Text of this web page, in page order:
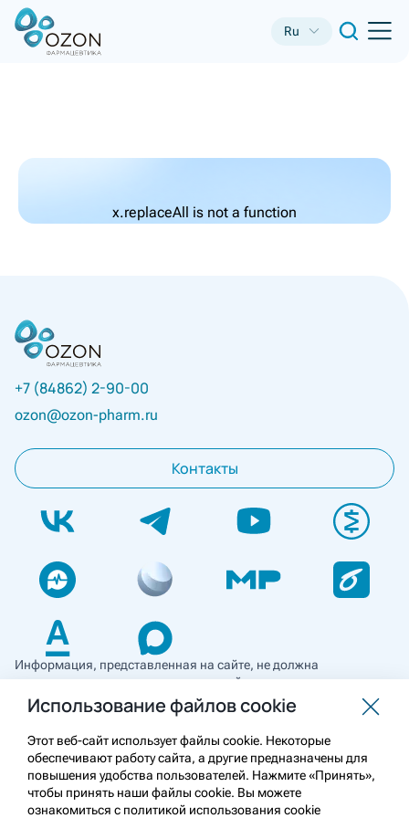
Ru
x.replaceAll is not a function
+7 (84862) 2-90-00
ozon@ozon-pharm.ru
Контакты
Информация, представленная на сайте, не должна
использоваться для самостоятельной диагностики и лечения
и не может служить заменой очной консультации врача. Перед
применением необходимо ознакомиться
с противопоказаниями препарата. Информация
о лекарственных средствах рецептурного отпуска
предназначена для медицинских и фармацевтических
работников.
Использование файлов cookie
Этот веб-сайт использует файлы cookie. Некоторые
обеспечивают работу сайта, а другие предназначены для
повышения удобства пользователей. Нажмите «Принять»,
чтобы принять наши файлы cookie. Вы можете
ознакомиться с политикой использования cookie